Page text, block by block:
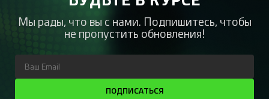
Мы рады, что вы с нами. Подпишитесь, чтобы
не пропустить обновления!
ПОДПИСАТЬСЯ